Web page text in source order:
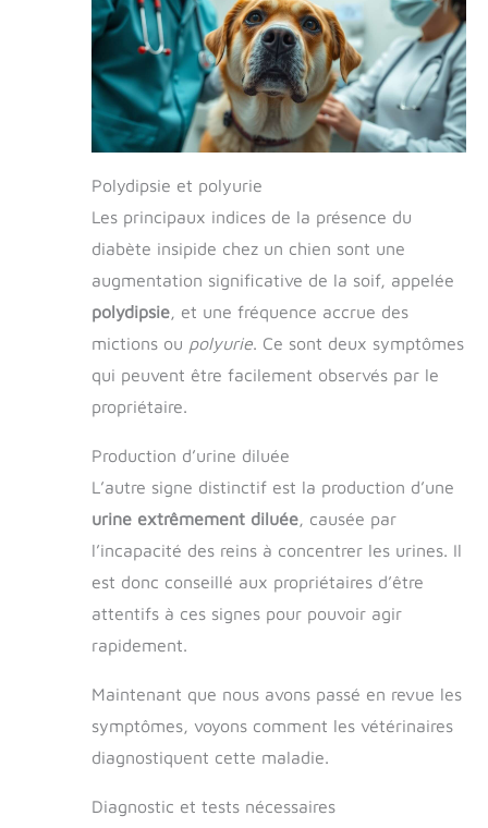
Polydipsie et polyurie
Les principaux indices de la présence du
diabète insipide chez un chien sont une
augmentation significative de la soif, appelée
polydipsie, et une fréquence accrue des
mictions ou polyurie. Ce sont deux symptômes
qui peuvent être facilement observés par le
propriétaire.
Production d’urine diluée
L’autre signe distinctif est la production d’une
urine extrêmement diluée, causée par
l’incapacité des reins à concentrer les urines. Il
est donc conseillé aux propriétaires d’être
attentifs à ces signes pour pouvoir agir
rapidement.
Maintenant que nous avons passé en revue les
symptômes, voyons comment les vétérinaires
diagnostiquent cette maladie.
Diagnostic et tests nécessaires